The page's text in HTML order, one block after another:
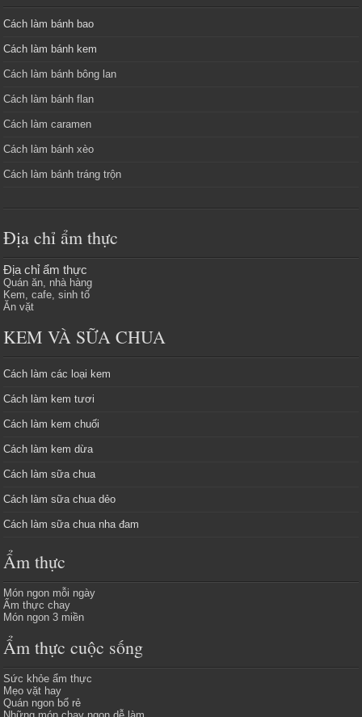
Cách làm bánh bao
Cách làm bánh kem
Cách làm bánh bông lan
Cách làm bánh flan
Cách làm caramen
Cách làm bánh xèo
Cách làm bánh tráng trộn
Địa chỉ ẩm thực
Địa chỉ ẩm thực
Quán ăn, nhà hàng
Kem, cafe, sinh tố
Ăn vặt
KEM VÀ SỮA CHUA
Cách làm các loại kem
Cách làm kem tươi
Cách làm kem chuối
Cách làm kem dừa
Cách làm sữa chua
Cách làm sữa chua dẻo
Cách làm sữa chua nha đam
Ẩm thực
Món ngon mỗi ngày
Ẩm thực chay
Món ngon 3 miền
Ẩm thực cuộc sống
Sức khỏe ẩm thực
Mẹo vặt hay
Quán ngon bổ rẻ